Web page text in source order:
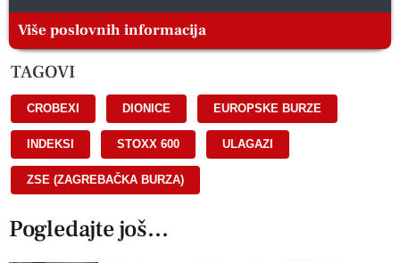
Više poslovnih informacija
TAGOVI
CROBEXI DIONICE EUROPSKE BURZE
INDEKSI STOXX 600 ULAGAZI
ZSE (ZAGREBAČKA BURZA)
Pogledajte još...